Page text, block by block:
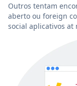
Outros tentam
aberto ou foreign
social aplicativos at